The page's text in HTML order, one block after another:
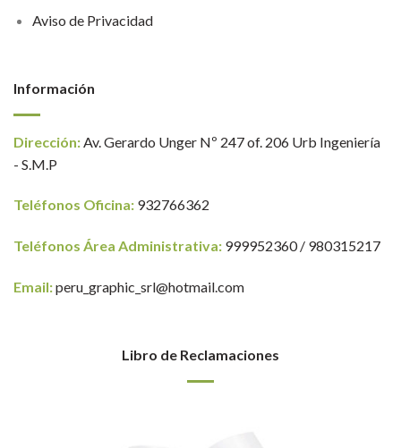
Aviso de Privacidad
Información
Dirección: Av. Gerardo Unger Nº 247 of. 206 Urb Ingeniería
- S.M.P
Teléfonos Oficina: 932766362
Teléfonos Área Administrativa: 999952360 / 980315217
Email:peru_graphic_srl@hotmail.com
Libro de Reclamaciones